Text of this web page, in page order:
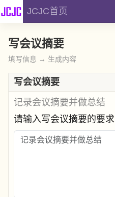
JCJC首页
写会议摘要
填写信息 → 生成内容
写会议摘要
记录会议摘要并做总结
请输入写会议摘要的要求